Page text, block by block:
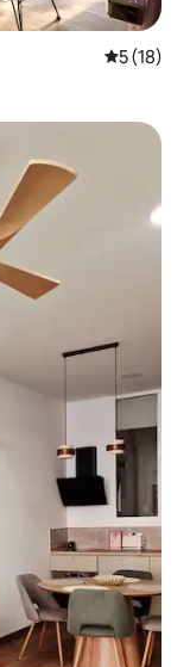
5 av 5 i
5 (18)